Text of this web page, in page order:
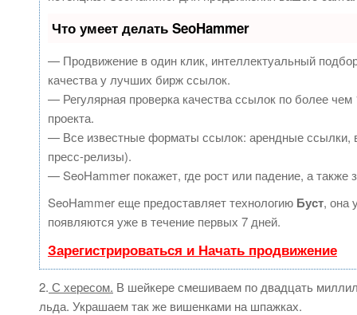
Что умеет делать SeoHammer
— Продвижение в один клик, интеллектуальный
качества у лучших бирж ссылок.
— Регулярная проверка качества ссылок по более
проекта.
— Все известные форматы ссылок: арендные ссылки,
пресс-релизы).
— SeoHammer покажет, где рост или падение, а также
SeoHammer еще предоставляет технологию Буст, она
появляются уже в течение первых 7 дней.
Зарегистрироваться и Начать продвижение
2. С хересом. В шейкере смешиваем по двадцать
льда. Украшаем так же вишенками на шпажках.